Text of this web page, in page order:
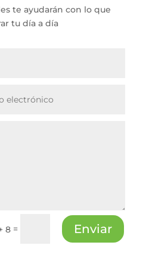
te ayudarán con lo que
tu día a día
8 = Enviar